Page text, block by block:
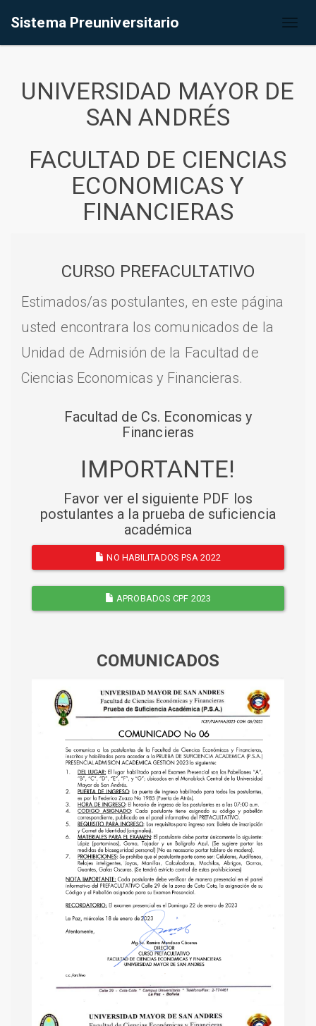
Sistema Preuniversitario
UNIVERSIDAD MAYOR DE
SAN ANDRÉS
FACULTAD DE CIENCIAS
ECONOMICAS Y
FINANCIERAS
CURSO PREFACULTATIVO
Estimados/as postulantes, en este página
usted encontrara los comunicados de la
Unidad de Admisión de la Facultad de
Ciencias Economicas y Financieras.
Facultad de Cs. Economicas y
Financieras
IMPORTANTE!
Favor ver el siguiente PDF los
postulantes a la prueba de suficiencia
académica
NO HABILITADOS PSA 2022
APROBADOS CPF 2023
COMUNICADOS